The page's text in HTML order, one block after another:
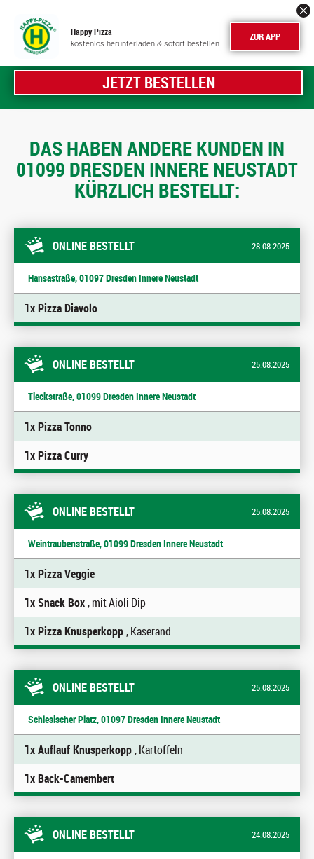
Happy Pizza
kostenlos herunterladen & sofort bestellen ZUR APP
JETZT BESTELLEN
DAS HABEN ANDERE KUNDEN IN
01099 DRESDEN INNERE NEUSTADT
KÜRZLICH BESTELLT:
ONLINE BESTELLT 28.08.2025
Hansastraße, 01097 Dresden Innere Neustadt
1x Pizza Diavolo
ONLINE BESTELLT 25.08.2025
Tieckstraße, 01099 Dresden Innere Neustadt
1x Pizza Tonno
1x Pizza Curry
ONLINE BESTELLT 25.08.2025
Weintraubenstraße, 01099 Dresden Innere Neustadt
1x Pizza Veggie
1x Snack Box, mit Aioli Dip
1x Pizza Knusperkopp, Käserand
ONLINE BESTELLT 25.08.2025
Schlesischer Platz, 01097 Dresden Innere Neustadt
1x Auflauf Knusperkopp, Kartoffeln
1x Back-Camembert
ONLINE BESTELLT 24.08.2025